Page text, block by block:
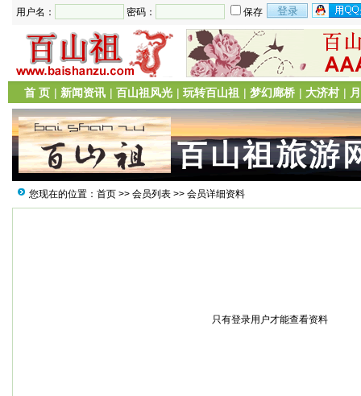
用户名： 密码： 保存
首 页 | 新闻资讯 | 百山祖风光 | 玩转百山祖 | 梦幻廊桥 | 大济村 |
您现在的位置： 首页 >> 会员列表 >> 会员详细资料
只有登录用户才能查看资料